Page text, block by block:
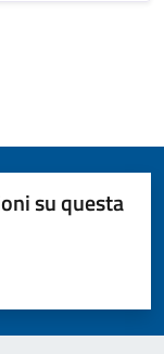
su questa